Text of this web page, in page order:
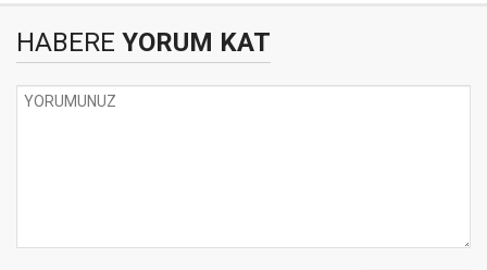
HABERE YORUM KAT